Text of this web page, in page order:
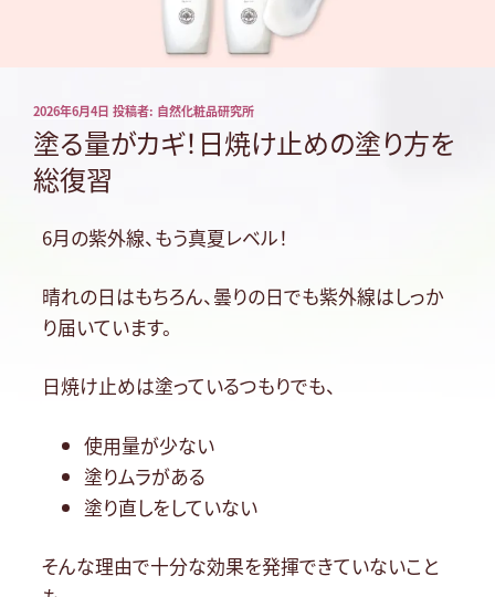
投
稿
日:
2026年6月4日 投稿者: 自然化粧品研究所
塗る量がカギ！日焼け止めの塗り方を
総復習
6月の紫外線、もう真夏レベル！
晴れの日はもちろん、曇りの日でも紫外線はしっか
り届いています。
日焼け止めは塗っているつもりでも、
使用量が少ない
塗りムラがある
塗り直しをしていない
そんな理由で十分な効果を発揮できていないこと